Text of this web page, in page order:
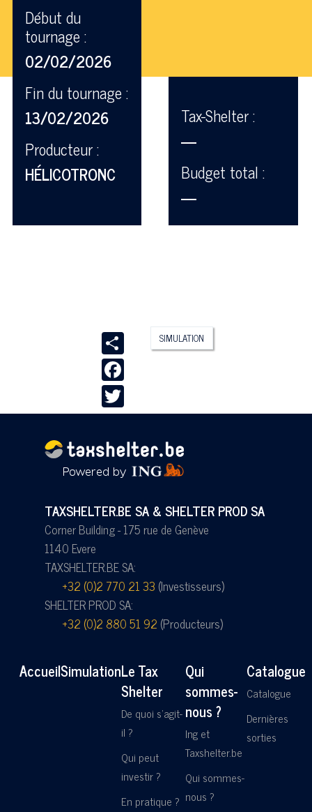
Début du
tournage :
02/02/2026
Fin du tournage :
13/02/2026
Producteur :
HÉLICOTRONC
Tax-Shelter :
—
Budget total :
—
Share
Facebook
Twitter
SIMULATION
TAXSHELTER.BE SA & SHELTER PROD SA
Corner Building - 175 rue de Genève
1140 Evere
TAXSHELTER.BE SA:
+32 (0)2 770 21 33 (Investisseurs)
SHELTER PROD SA:
+32 (0)2 880 51 92 (Producteurs)
AccueilSimulationLe Tax
Shelter
De quoi s'agit-
il ?
Qui peut
investir ?
En pratique ?
Qui
sommes-
nous ?
Ing et
Taxshelter.be
Qui sommes-
nous ?
Catalogue
Catalogue
Dernières
sorties